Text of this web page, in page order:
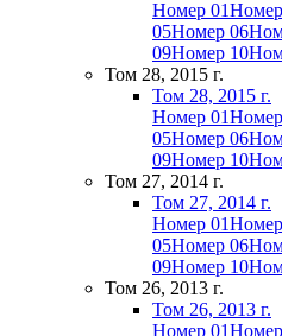
Номер 01
05Номер 06
09Номер 10
Том 28, 2015 г.
Том 28, 2015 г.
Номер 01
05Номер 06
09Номер 10
Том 27, 2014 г.
Том 27, 2014 г.
Номер 01
05Номер 06
09Номер 10
Том 26, 2013 г.
Том 26, 2013 г.
Номер 01